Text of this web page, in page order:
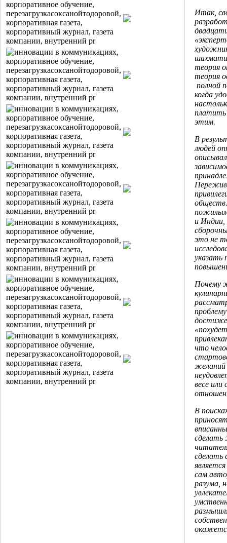
Итак,
теория
теория
полной
когда
платить
этим.
В
людей
и Индии,
это не
указать
Почему
что
желаний
весе или
В
сделать
сделать
сам
разума,